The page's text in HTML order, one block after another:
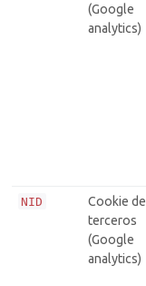
(Google
analytics)
NID
Cookie de
terceros
(Google
analytics)